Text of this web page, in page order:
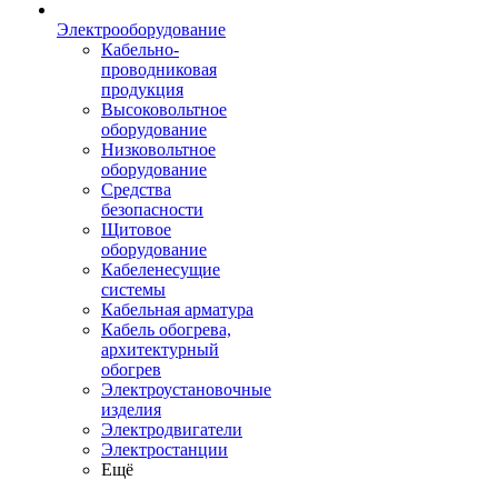
Электрооборудование
Кабельно-
проводниковая
продукция
Высоковольтное
оборудование
Низковольтное
оборудование
Средства
безопасности
Щитовое
оборудование
Кабеленесущие
системы
Кабельная арматура
Кабель обогрева,
архитектурный
обогрев
Электроустановочные
изделия
Электродвигатели
Электростанции
Ещё